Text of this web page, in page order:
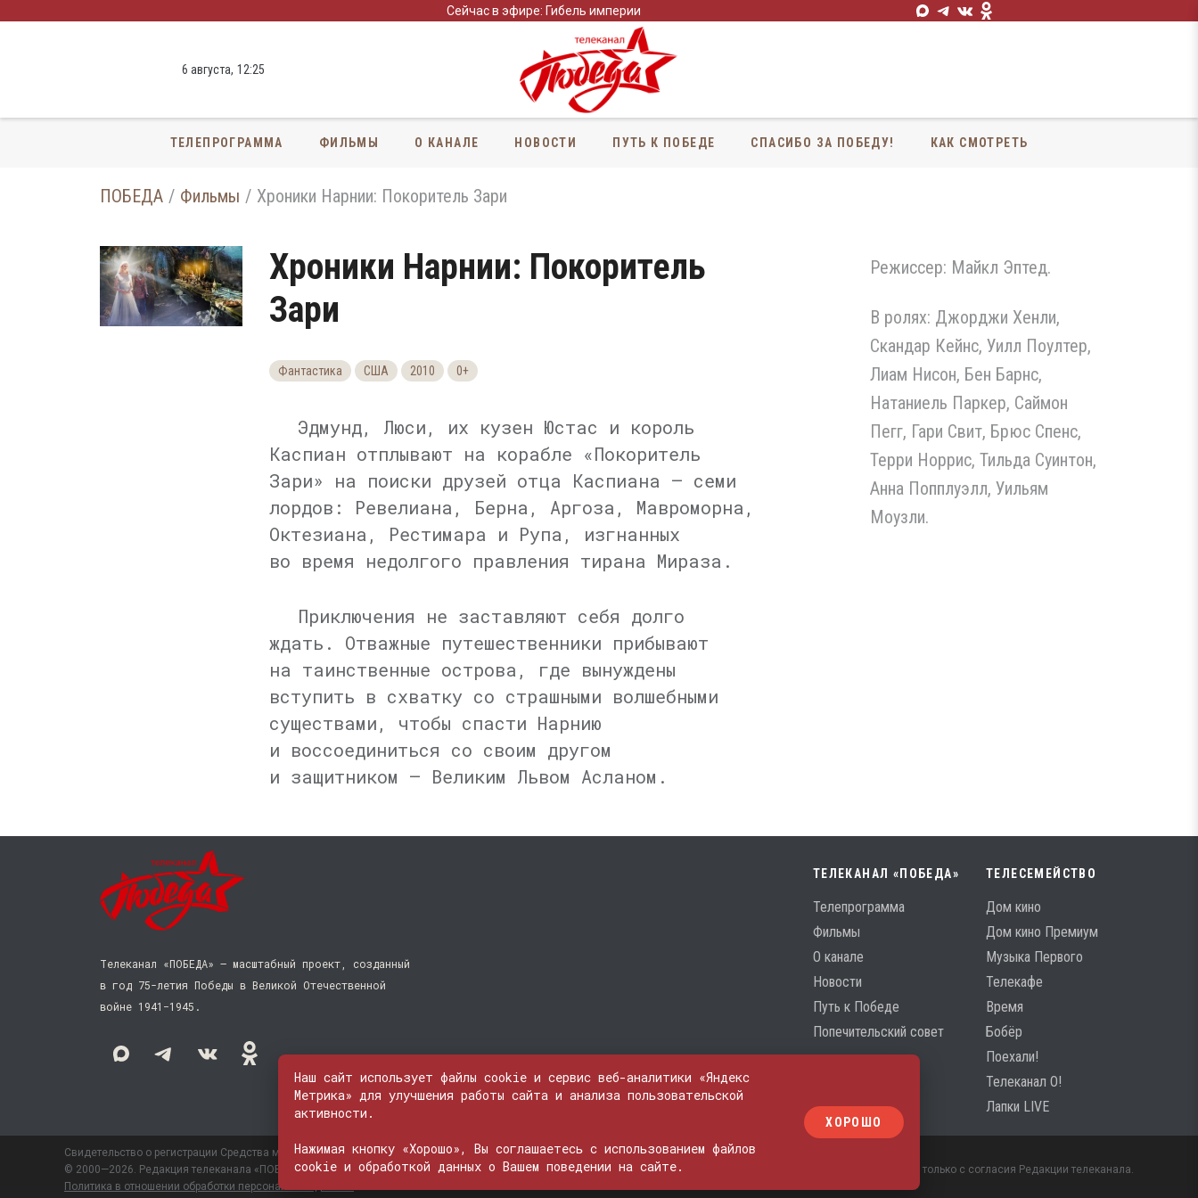
Сейчас в эфире: Гибель империи
6 августа, 12:25
ТЕЛЕПРОГРАММА ФИЛЬМЫ О КАНАЛЕ НОВОСТИ ПУТЬ К ПОБЕДЕ СПАСИБО ЗА ПОБЕДУ! КАК СМОТРЕТЬ
ПОБЕДА Фильмы Хроники Нарнии: Покоритель Зари
Хроники Нарнии: Покоритель
Зари
Фантастика США 2010 0+
Эдмунд, Люси, их кузен Юстас и король
Каспиан отплывают на корабле «Покоритель
Зари» на поиски друзей отца Каспиана — семи
лордов: Ревелиана, Берна, Аргоза, Мавроморна,
Октезиана, Рестимара и Рупа, изгнанных
во время недолгого правления тирана Мираза.
Приключения не заставляют себя долго
ждать. Отважные путешественники прибывают
на таинственные острова, где вынуждены
вступить в схватку со страшными волшебными
существами, чтобы спасти Нарнию
и воссоединиться со своим другом
и защитником — Великим Львом Асланом.
Режиссер: Майкл Эптед.
В ролях: Джорджи Хенли,
Скандар Кейнс, Уилл Поултер,
Лиам Нисон, Бен Барнс,
Натаниель Паркер, Саймон
Пегг, Гари Свит, Брюс Спенс,
Терри Норрис, Тильда Суинтон,
Анна Попплуэлл, Уильям
Моузли.
Телеканал «ПОБЕДА» — масштабный проект, созданный
в год 75-летия Победы в Великой Отечественной
войне 1941−1945.
ТЕЛЕКАНАЛ «ПОБЕДА»
Телепрограмма
Фильмы
О канале
Новости
Путь к Победе
Попечительский совет
ТЕЛЕСЕМЕЙСТВО
Дом кино
Дом кино Премиум
Музыка Первого
Телекафе
Время
Бобёр
Поехали!
Телеканал О!
Лапки LIVE
Свидетельство о регистрации Средства массовой информации: ЭЛ № ФС 77 - 74600
© 2000—2026. Редакция телеканала «ПОБЕДА». Все права на любые материалы, опубликованные на сайте, защищены. Любое использование материалов возможно только с согласия Редакции телеканала.
Политика в отношении обработки персональных данных
Наш сайт использует файлы cookie и сервис веб-аналитики «Яндекс
Метрика» для улучшения работы сайта и анализа пользовательской
активности.
Нажимая кнопку «Хорошо», Вы соглашаетесь с использованием файлов
cookie и обработкой данных о Вашем поведении на сайте.
ХОРОШО